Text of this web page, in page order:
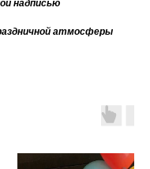
надписью
атмосферы